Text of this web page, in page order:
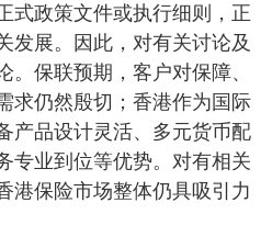
式政策文件或执行细则，正
发展。因此，对有关讨论及
。保联预期，客户对保障、
求仍然殷切；香港作为国际
产品设计灵活、多元货币配
专业到位等优势。对有相关
港保险市场整体仍具吸引力